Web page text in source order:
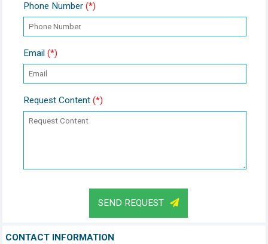
Phone Number (*)
Email (*)
Request Content (*)
SEND REQUEST
CONTACT INFORMATION